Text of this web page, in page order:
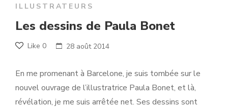
ILLUSTRATEURS
Les dessins de Paula Bonet
Like 0 28 août 2014
En me promenant à Barcelone, je suis tombée sur le
nouvel ouvrage de l’illustratrice Paula Bonet, et là,
révélation, je me suis arrêtée net. Ses dessins sont